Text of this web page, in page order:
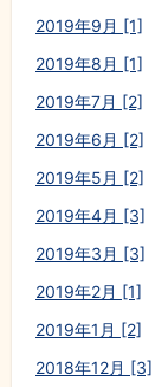
2019年9月 [1]
2019年8月 [1]
2019年7月 [2]
2019年6月 [2]
2019年5月 [2]
2019年4月 [3]
2019年3月 [3]
2019年2月 [1]
2019年1月 [2]
2018年12月 [3]